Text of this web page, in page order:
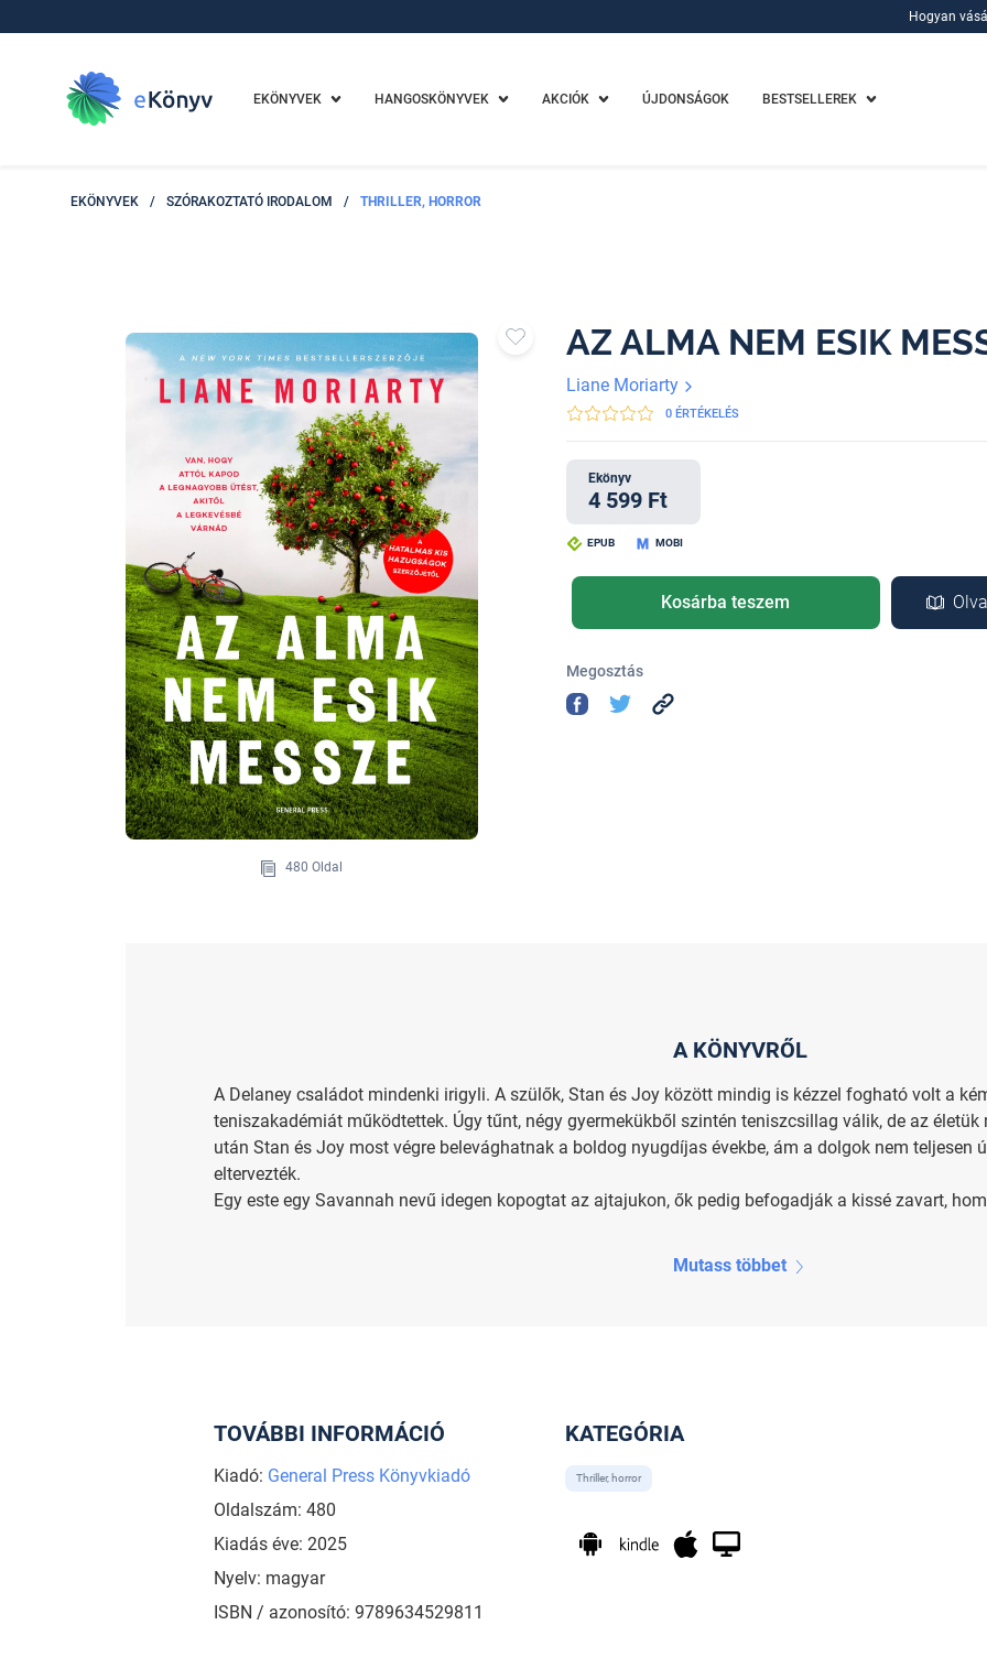
Hogyan
EKÖNYVEK HANGOSKÖNYVEK AKCIÓK ÚJDONSÁGOK BESTSELLEREK
EKÖNYVEK / SZÓRAKOZTATÓ IRODALOM / THRILLER, HORROR
480 Oldal
AZ ALMA NEM ESIK
Liane Moriarty
0 ÉRTÉKELÉS
Ekönyv
4 599 Ft
EPUB MOBI
Kosárba teszem
Megosztás
A KÖNYVRŐL
A Delaney családot mindenki irigyli. A szülők, Stan és Joy között mindig is kézzel fogható volt a
teniszakadémiát működtettek. Úgy tűnt, négy gyermekükből szintén teniszcsillag válik, de az
után Stan és Joy most végre belevághatnak a boldog nyugdíjas évekbe, ám a dolgok nem teljesen
eltervezték.
Egy este egy Savannah nevű idegen kopogtat az ajtajukon, ők pedig befogadják a kissé zavart,
Mutass többet
TOVÁBBI INFORMÁCIÓ
Kiadó: General Press Könyvkiadó
Oldalszám: 480
Kiadás éve: 2025
Nyelv: magyar
ISBN / azonosító: 9789634529811
KATEGÓRIA
Thriller, horror